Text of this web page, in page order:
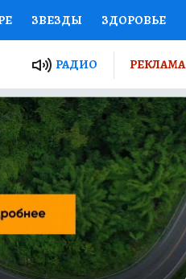
ЗВЕЗДЫ ЗДОРОВЬЕ
ПРОЕКТЫ РОССИИ
ПУТЕВОДИТЕЛЬ
ТУРИЗМ
ВСЕ О КП РАДИО КП
РАДИО РЕКЛАМА